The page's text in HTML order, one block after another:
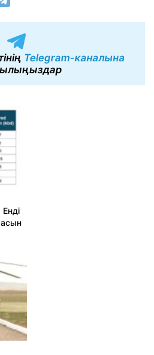
Telegram-каналына